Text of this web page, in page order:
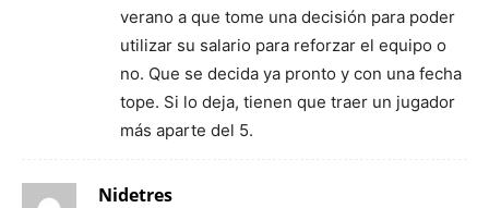
verano a que tome una decisión para poder
utilizar su salario para reforzar el equipo o
no. Que se decida ya pronto y con una fecha
tope. Si lo deja, tienen que traer un jugador
más aparte del 5.
Nidetres